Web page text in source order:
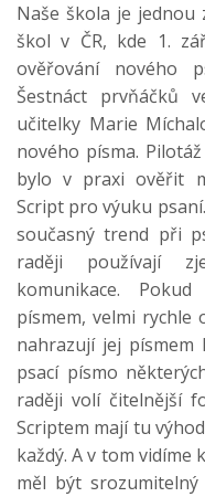
Naše škola je jednou
škol v ČR, kde 1.
ověřování nového
Šestnáct prvňáčků
učitelky Marie
nového písma.
bylo v praxi ověřit
Script pro výuku
současný trend při
raději používají
komunikace.
písmem, velmi rychle
nahrazují jej písmem
psací písmo
raději volí čitelnější
Scriptem mají tu
každý. A v tom
měl být